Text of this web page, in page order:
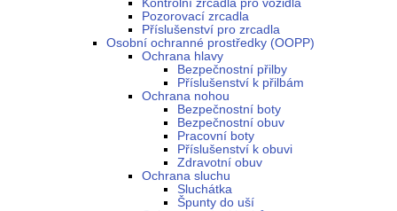
Kontrolní zrcadla pro vozidla
Pozorovací zrcadla
Příslušenství pro zrcadla
Osobní ochranné prostředky (OOPP)
Ochrana hlavy
Bezpečnostní přilby
Příslušenství k přilbám
Ochrana nohou
Bezpečnostní boty
Bezpečnostní obuv
Pracovní boty
Příslušenství k obuvi
Zdravotní obuv
Ochrana sluchu
Sluchátka
Špunty do uší